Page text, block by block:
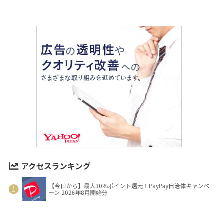
アクセスランキング
【今日から】最大30％ポイント還元！PayPay自治体キャンペ
ーン 2026年8月開始分